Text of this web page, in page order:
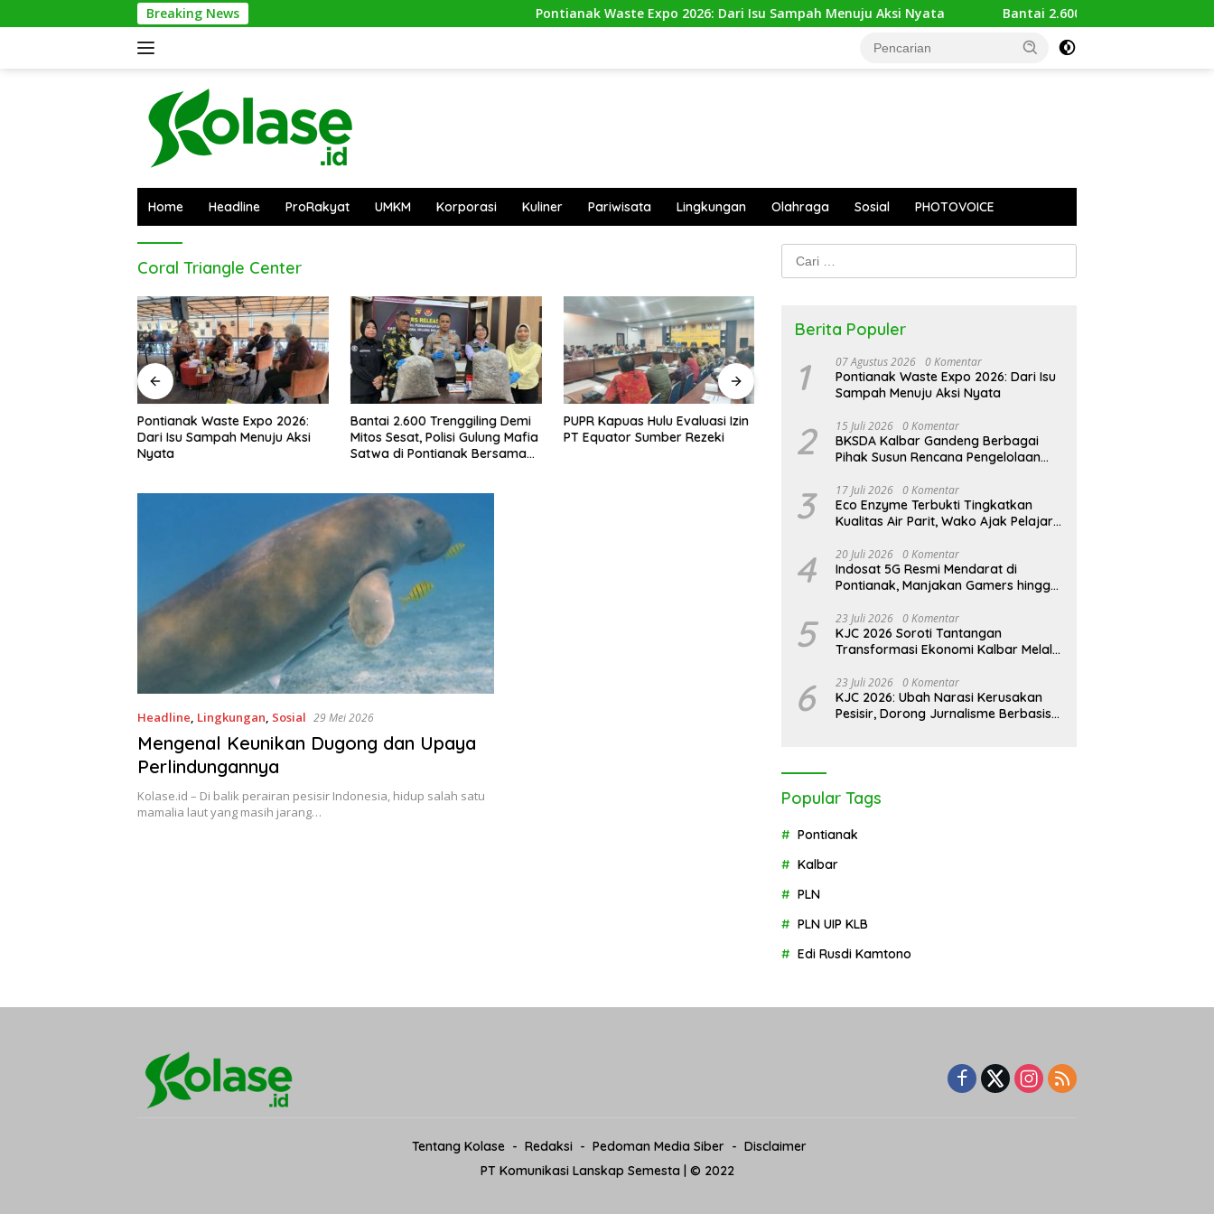
ke
Breaking News Pontianak Waste Expo 2026: Dari Isu Sampah Menuju Aksi Nyata Bantai 2.600 Trenggiling Demi Mitos
Home Headline ProRakyat UMKM Korporasi Kuliner Pariwisata Lingkungan Olahraga Sosial PHOTOVOICE
Coral Triangle Center
Pontianak Waste Expo 2026:
Dari Isu Sampah Menuju Aksi
Bantai 2.600 Trenggiling Demi
Mitos Sesat, Polisi Gulung Mafia
Satwa di Pontianak Bersama
PUPR Kapuas Hulu Evaluasi Izin
PT Equator Sumber Rezeki
Perbudakan Modern di Balik
Perkebunan Sawit Bersertifikat
Kalimantan Darurat Asap,
WALHI Desak Negara Seret
Korporasi Nakal
Headline, Lingkungan, Sosial 29 Mei 2026
Mengenal Keunikan Dugong dan Upaya
Perlindungannya
Kolase.id – Di balik perairan pesisir Indonesia, hidup salah satu
mamalia laut yang masih jarang…
Cari
untuk:
Berita Populer
1 07 Agustus 2026 0 Komentar
Pontianak Waste Expo 2026: Dari Isu
Sampah Menuju Aksi Nyata
2 15 Juli 2026 0 Komentar
BKSDA Kalbar Gandeng Berbagai
Pihak Susun Rencana Pengelolaan
Karimata 2027-2036
3 17 Juli 2026 0 Komentar
Eco Enzyme Terbukti Tingkatkan
Kualitas Air Parit, Wako Ajak Pelajar
4 20 Juli 2026 0 Komentar
Indosat 5G Resmi Mendarat di
Pontianak, Manjakan Gamers hingga
5 23 Juli 2026 0 Komentar
KJC 2026 Soroti Tantangan
Transformasi Ekonomi Kalbar Melalui
6 23 Juli 2026 0 Komentar
KJC 2026: Ubah Narasi Kerusakan
Pesisir, Dorong Jurnalisme Berbasis
Popular Tags
Pontianak
Kalbar
PLN
PLN UIP KLB
Edi Rusdi Kamtono
Tentang Kolase Redaksi Pedoman Media Siber
Disclaimer
PT Komunikasi Lanskap Semesta | © 2022